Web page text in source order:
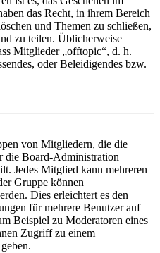
das Recht, in ihrem Bereich
und Themen zu schließen,
zu teilen. Üblicherweise
Mitglieder „offtopic“, d. h.
oder Beleidigendes bzw.
von Mitgliedern, die die
die Board-Administration
Jedes Mitglied kann mehreren
Gruppe können
Dies erleichtert es den
für mehrere Benutzer auf
Beispiel zu Moderatoren eines
Zugriff zu einem